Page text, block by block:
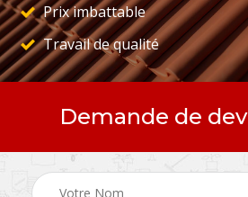
Prix imbattable
Travail de qualité
Demande de